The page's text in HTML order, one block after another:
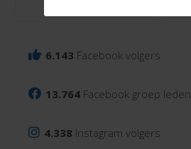
6.143 Facebook volgers
13.764 Facebook groep leden
4.338 Instagram volgers